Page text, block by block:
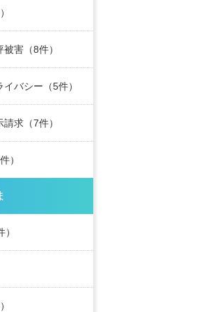
害（8件）
バシー（5件）
求（7件）
）